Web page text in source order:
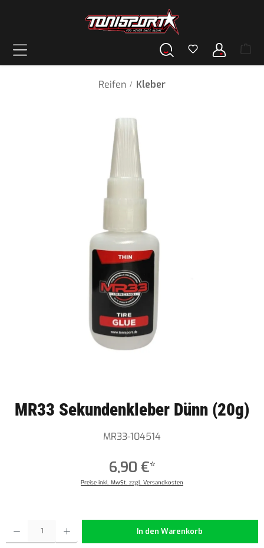
Reifen / Kleber
MR33 Sekundenkleber Dünn (20g)
MR33-104514
6,90 €*
Preise inkl. MwSt. zzgl. Versandkosten
In den Warenkorb